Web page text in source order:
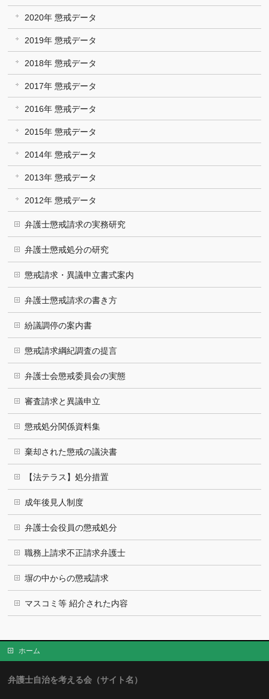
2020年 懲戒データ
2019年 懲戒データ
2018年 懲戒データ
2017年 懲戒データ
2016年 懲戒データ
2015年 懲戒データ
2014年 懲戒データ
2013年 懲戒データ
2012年 懲戒データ
弁護士懲戒請求の実務研究
弁護士懲戒処分の研究
懲戒請求・異議申立書式案内
弁護士懲戒請求の書き方
紛議調停の案内書
懲戒請求綱紀調査の提言
弁護士会懲戒委員会の実態
審査請求と異議申立
懲戒処分関係資料集
棄却された懲戒の議決書
【法テラス】処分措置
成年後見人制度
弁護士会役員の懲戒処分
職務上請求不正請求弁護士
塀の中からの懲戒請求
マスコミ等 紹介された内容
ホーム
弁護士自治を考える会（サイト名）